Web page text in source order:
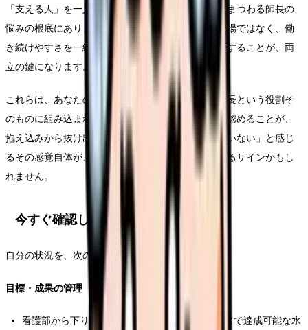
「支える人」を一人で兼ねる難しさが、人の管理にまつわる師長の
悩みの根底にあります。面談は、追い詰めるための場ではなく、働
き続けやすさを一緒に考える支援的な場として設計することが、両
立の鍵になります。
これらは、あなたの性格や能力の問題ではなく、師長という役割そ
のものに組み込まれた負担です。まずはそのことを認めることが、
抱え込みから抜け出す第一歩になります。「向いていない」と感じ
るその感覚自体が、責任を一人で引き受けすぎているサインかもし
れません。
今すぐ確認したいポイント
自分の状況を、次の観点で点検してみてください。
目標・成果の管理
看護部から下りてくる目標は、現場の人員・余力で達成可能な水